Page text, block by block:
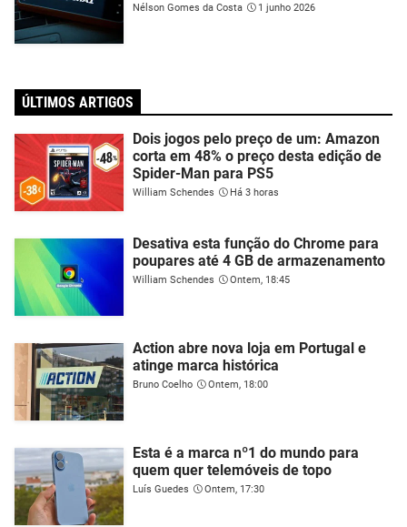
Nélson Gomes da Costa 1 junho 2026
ÚLTIMOS ARTIGOS
Dois jogos pelo preço de um: Amazon
corta em 48% o preço desta edição de
Spider-Man para PS5
William Schendes Há 3 horas
Desativa esta função do Chrome para
poupares até 4 GB de armazenamento
William Schendes Ontem, 18:45
Action abre nova loja em Portugal e
atinge marca histórica
Bruno Coelho Ontem, 18:00
Esta é a marca nº1 do mundo para
quem quer telemóveis de topo
Luís Guedes Ontem, 17:30